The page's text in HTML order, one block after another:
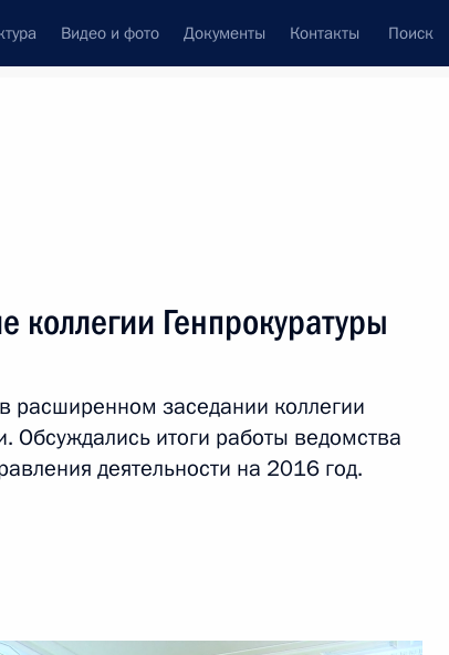
Видео и фото Документы Контакты Поиск
Пресс-конференции
Статьи
коллегии Генпрокуратуры
расширенном заседании коллегии
Обсуждались итоги работы ведомства
деятельности на 2016 год.